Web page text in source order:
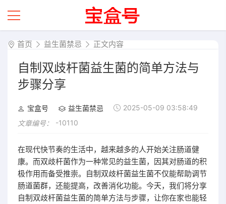
首页 益生菌禁忌 正文内容
自制双歧杆菌益生菌的简单方法与
步骤分享
宝盒号 益生菌禁忌
2025-05-09 03:58:49
文章编号：
-10110
在现代快节奏的生活中，越来越多的人开始关注肠道健
康。而双歧杆菌作为一种常见的益生菌，因其对肠道的积
极作用而备受推崇。自制双歧杆菌益生菌不仅能帮助调节
肠道菌群，还能提高，改善消化功能。今天，我们将分享
自制双歧杆菌益生菌的简单方法与步骤，让你在家也能轻